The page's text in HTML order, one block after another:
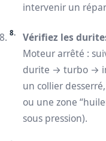
intervenir un
Vérifiez les
Moteur arrêté :
durite → turbo →
un collier
ou une zone
sous pression).